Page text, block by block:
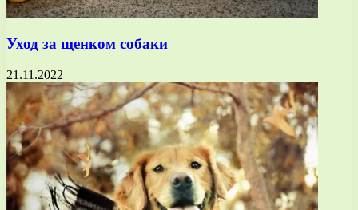
Уход за щенком собаки
21.11.2022